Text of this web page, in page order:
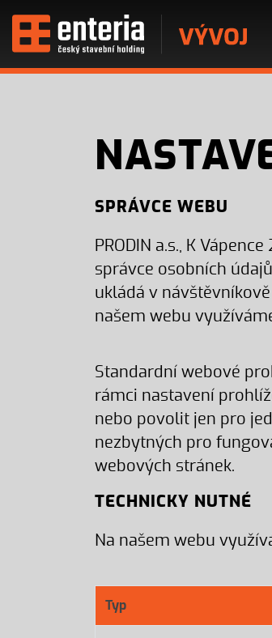
SPRÁVCE WEBU
PRODIN a.s., K
správce osobních
ukládá v
našem webu
Standardní webové
rámci nastavení
nebo povolit jen pro
nezbytných pro
webových stránek.
TECHNICKY NUTNÉ
Na našem webu
Typ